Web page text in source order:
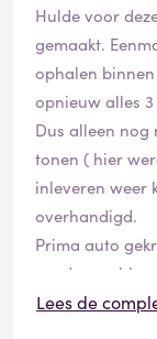
Hulde voor
gemaakt.
ophalen
opnieuw alles
Dus alleen
tonen ( hier
inleveren weer
overhandigd.
Prima auto
zonder
vertelde, als ze
Lees de